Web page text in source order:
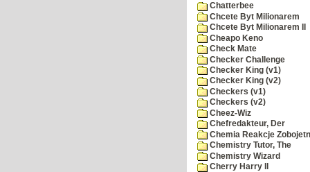
Chatterbee
Chcete Byt Milionarem
Chcete Byt Milionarem II
Cheapo Keno
Check Mate
Checker Challenge
Checker King (v1)
Checker King (v2)
Checkers (v1)
Checkers (v2)
Cheez-Wiz
Chefredakteur, Der
Chemia Reakcje
Chemistry Tutor, The
Chemistry Wizard
Cherry Harry II